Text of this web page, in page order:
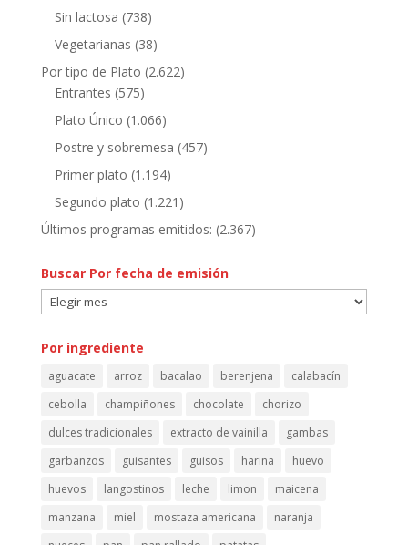
Sin lactosa (738)
Vegetarianas (38)
Por tipo de Plato (2.622)
Entrantes (575)
Plato Único (1.066)
Postre y sobremesa (457)
Primer plato (1.194)
Segundo plato (1.221)
Últimos programas emitidos: (2.367)
Buscar Por fecha de emisión
Buscar
Por
fecha
emisión
Por ingrediente
aguacate arroz bacalao berenjena
calabacín
cebolla
champiñones chocolate
chorizo
dulces tradicionales
extracto de vainilla
gambas
garbanzos
guisantes guisos harina
huevo
huevos
langostinos leche limon
maicena
manzana
miel mostaza americana
naranja